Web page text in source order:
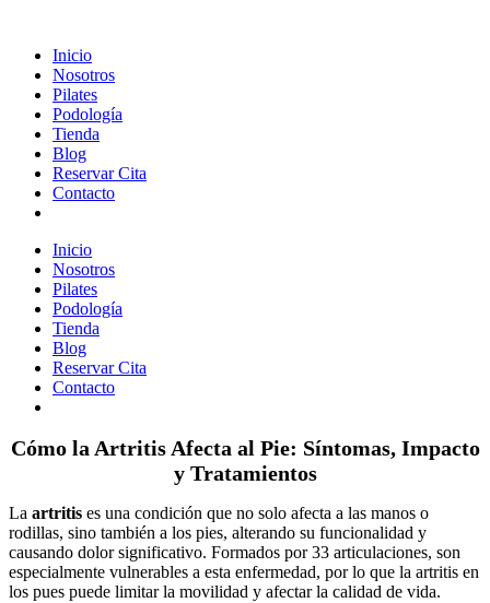
Inicio
Nosotros
Pilates
Podología
Tienda
Blog
Reservar Cita
Contacto
Inicio
Nosotros
Pilates
Podología
Tienda
Blog
Reservar Cita
Contacto
Cómo la Artritis Afecta al Pie: Síntomas, Impacto
y Tratamientos
La artritis es una condición que no solo afecta a las manos o
rodillas, sino también a los pies, alterando su funcionalidad y
causando dolor significativo. Formados por 33 articulaciones, son
especialmente vulnerables a esta enfermedad, por lo que la artritis en
los pues puede limitar la movilidad y afectar la calidad de vida.